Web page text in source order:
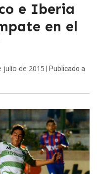
e Iberia
en el
julio de 2015 | Publicado a